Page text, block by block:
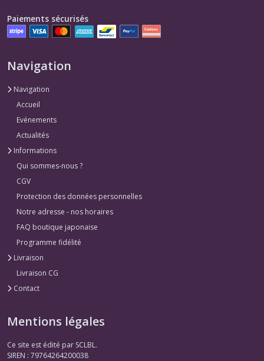
Paiements sécurisés
Navigation
Navigation
Accueil
Evénements
Actualités
Informations
Qui sommes-nous ?
CGV
Protection des données personnelles
Notre adresse - nos horaires
FAQ boutique japonaise
Programme fidélité
Livraison
Livraison CG
Contact
Mentions légales
Ce site est édité par SCLBL.
SIREN : 79764264200038